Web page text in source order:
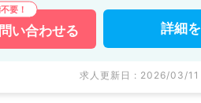
問い合わせる 詳細を
求人更新日 : 2026/03/11